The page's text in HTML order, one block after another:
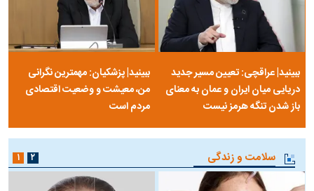
ببینید| عراقچی: تعیین مسیر جدید
دریایی میان ایران و عمان به معنای
باز شدن تنگه هرمز نیست
ببینید| پزشکیان: مهمترین نگرانی
من، معیشت و وضعیت اقتصادی
مردم است
سلامت و زندگی ۱ ۲